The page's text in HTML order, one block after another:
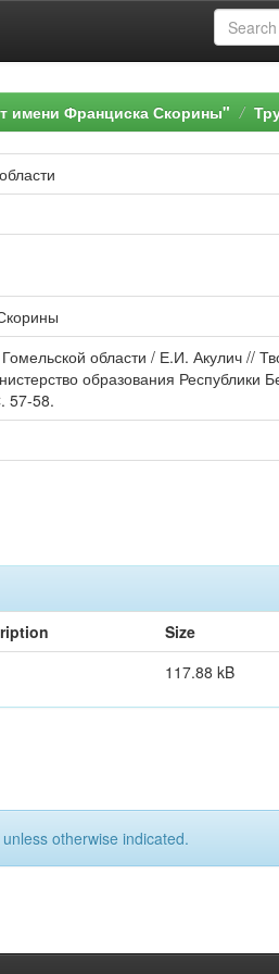
имени Франциска Скорины"
области / Е.И. Акулич //
образования Республики
57-58.
Size
117.88 kB
otherwise indicated.